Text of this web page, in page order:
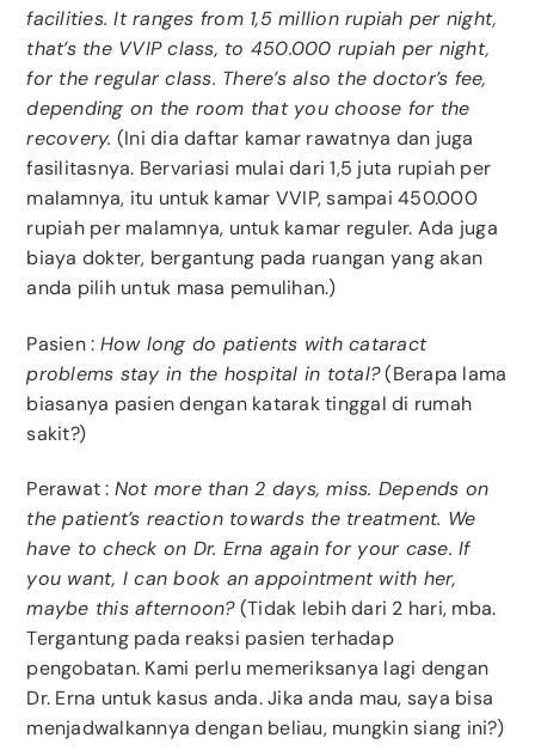
facilities. It ranges from 1,5 million rupiah per night,
that’s the VVIP class, to 450.000 rupiah per night,
for the regular class. There’s also the doctor’s fee,
depending on the room that you choose for the
recovery. (Ini dia daftar kamar rawatnya dan juga
fasilitasnya. Bervariasi mulai dari 1,5 juta rupiah per
malamnya, itu untuk kamar VVIP, sampai 450.000
rupiah per malamnya, untuk kamar reguler. Ada juga
biaya dokter, bergantung pada ruangan yang akan
anda pilih untuk masa pemulihan.)
Pasien : How long do patients with cataract
problems stay in the hospital in total?(Berapa lama
biasanya pasien dengan katarak tinggal di rumah
sakit?)
Perawat : Not more than 2 days, miss. Depends on
the patient’s reaction towards the treatment. We
have to check on Dr. Erna again for your case. If
you want, I can book an appointment with her,
maybe this afternoon?(Tidak lebih dari 2 hari, mba.
Tergantung pada reaksi pasien terhadap
pengobatan. Kami perlu memeriksanya lagi dengan
Dr. Erna untuk kasus anda. Jika anda mau, saya bisa
menjadwalkannya dengan beliau, mungkin siang ini?)